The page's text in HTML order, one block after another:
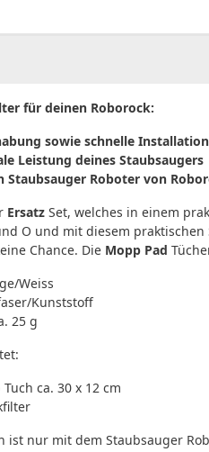
für deinen Roborock:
sowie schnelle Installation
Leistung deines Staubsaugers
Staubsauger Roboter von
Ersatz Set, welches in einem
O und mit diesem
Chance. Die Mopp Pad
Weiss
Kunststoff
25 g
ca. 30 x 12 cm
ist nur mit dem Staubsauger